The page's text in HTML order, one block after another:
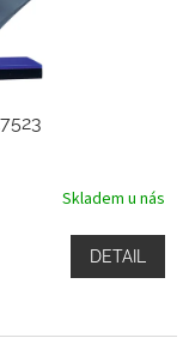
Skladem u nás
DETAIL